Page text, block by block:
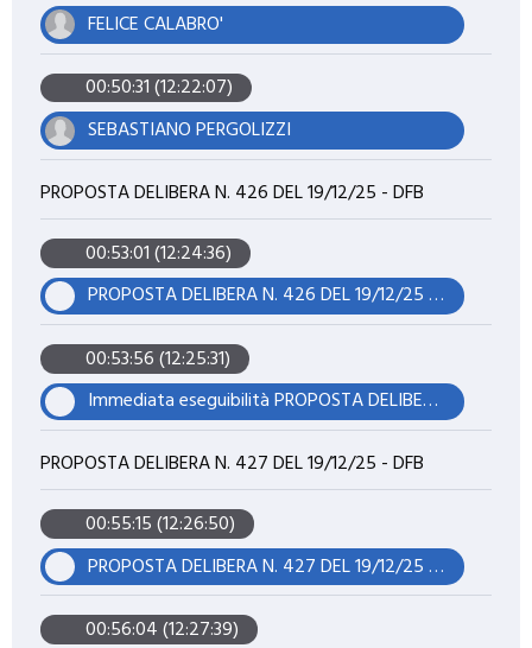
FELICE CALABRO'
00:50:31 (12:22:07)
SEBASTIANO PERGOLIZZI
PROPOSTA DELIBERA N. 426 DEL 19/12/25 - DFB
00:53:01 (12:24:36)
PROPOSTA DELIBERA N. 426 DEL 19/12/25 - DFB
00:53:56 (12:25:31)
Immediata eseguibilità PROPOSTA DELIBERA N. 426 DEL 19/12/25 - DFB
PROPOSTA DELIBERA N. 427 DEL 19/12/25 - DFB
00:55:15 (12:26:50)
PROPOSTA DELIBERA N. 427 DEL 19/12/25 - DFB
00:56:04 (12:27:39)